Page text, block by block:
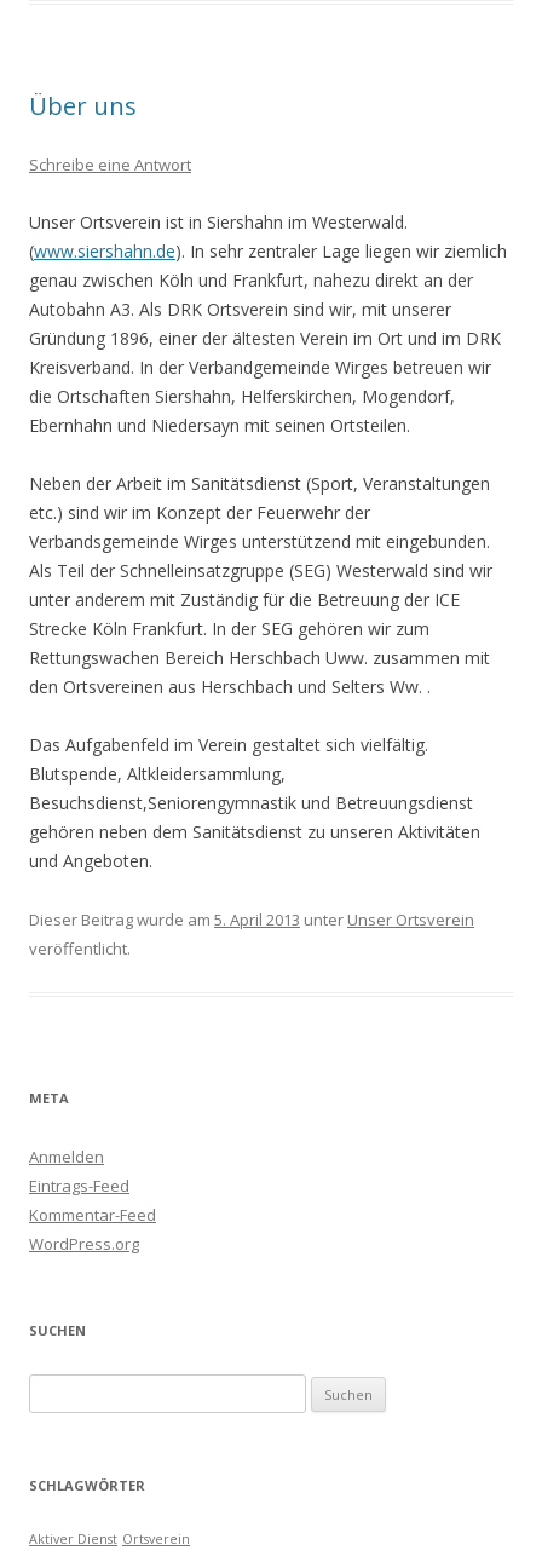
Über uns
Schreibe eine Antwort
Unser Ortsverein ist in Siershahn im Westerwald.
(www.siershahn.de). In sehr zentraler Lage liegen wir ziemlich
genau zwischen Köln und Frankfurt, nahezu direkt an der
Autobahn A3. Als DRK Ortsverein sind wir, mit unserer
Gründung 1896, einer der ältesten Verein im Ort und im DRK
Kreisverband. In der Verbandgemeinde Wirges betreuen wir
die Ortschaften Siershahn, Helferskirchen, Mogendorf,
Ebernhahn und Niedersayn mit seinen Ortsteilen.
Neben der Arbeit im Sanitätsdienst (Sport, Veranstaltungen
etc.) sind wir im Konzept der Feuerwehr der
Verbandsgemeinde Wirges unterstützend mit eingebunden.
Als Teil der Schnelleinsatzgruppe (SEG) Westerwald sind wir
unter anderem mit Zuständig für die Betreuung der ICE
Strecke Köln Frankfurt. In der SEG gehören wir zum
Rettungswachen Bereich Herschbach Uww. zusammen mit
den Ortsvereinen aus Herschbach und Selters Ww. .
Das Aufgabenfeld im Verein gestaltet sich vielfältig.
Blutspende, Altkleidersammlung,
Besuchsdienst,Seniorengymnastik und Betreuungsdienst
gehören neben dem Sanitätsdienst zu unseren Aktivitäten
und Angeboten.
Dieser Beitrag wurde am 5. April 2013 unter Unser Ortsverein
veröffentlicht.
META
Anmelden
Eintrags-Feed
Kommentar-Feed
WordPress.org
SUCHEN
nach:
SCHLAGWÖRTER
Aktiver Dienst Ortsverein